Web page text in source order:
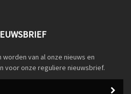
van al onze nieuws en
voor onze reguliere nieuwsbrief.